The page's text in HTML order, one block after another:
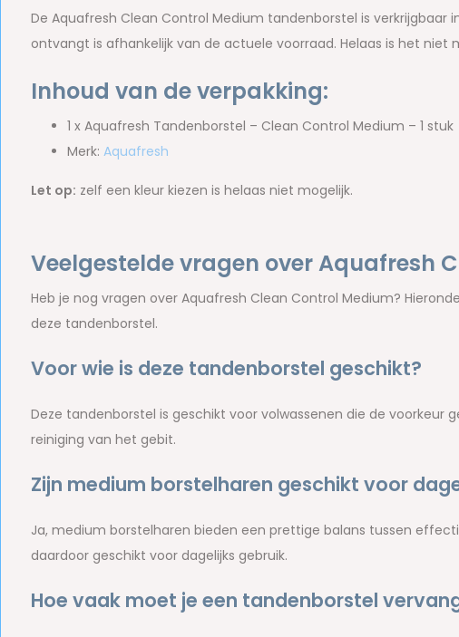
De Aquafresh Clean Control Medium tandenborstel is verkrijgbaar
ontvangt is afhankelijk van de actuele voorraad. Helaas is het
Inhoud van de verpakking:
1 x Aquafresh Tandenborstel – Clean Control Medium – 1 stuk
Merk: Aquafresh
Let op: zelf een kleur kiezen is helaas niet mogelijk.
Veelgestelde vragen over Aquafresh
Heb je nog vragen over Aquafresh Clean Control Medium?
deze tandenborstel.
Voor wie is deze tandenborstel geschikt?
Deze tandenborstel is geschikt voor volwassenen die de voorkeur
reiniging van het gebit.
Zijn medium borstelharen geschikt voor
Ja, medium borstelharen bieden een prettige balans tussen
daardoor geschikt voor dagelijks gebruik.
Hoe vaak moet je een tandenborstel